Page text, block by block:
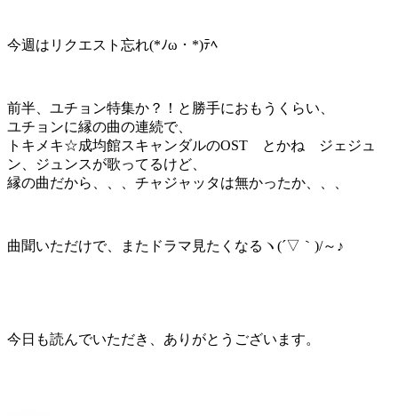
今週はリクエスト忘れ(*ﾉω・*)ﾃﾍ
前半、ユチョン特集か？！と勝手におもうくらい、
ユチョンに縁の曲の連続で、
トキメキ☆成均館スキャンダルのOST とかね ジェジュ
ン、ジュンスが歌ってるけど、
縁の曲だから、、、チャジャッタは無かったか、、、
曲聞いただけで、またドラマ見たくなるヽ(´▽｀)/～♪
今日も読んでいただき、ありがとうございます。